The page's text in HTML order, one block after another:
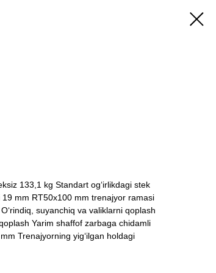
133,1 kg Standart og‘irlikdagi stek
mm RT50x100 mm trenajyor ramasi
suyanchiq va valiklarni qoplash
Yarim shaffof zarbaga chidamli
Trenajyorning yig‘ilgan holdagi